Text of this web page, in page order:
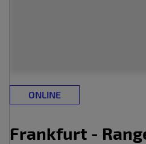
ONLINE
Frankfurt -